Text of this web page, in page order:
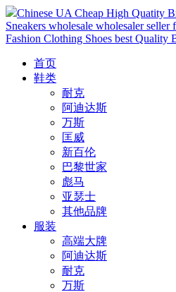
Chinese UA Cheap High Quatity
Sneakers wholesale wholesaler
Fashion Clothing Shoes best Quality
首页
鞋类
耐克
阿迪达斯
万斯
匡威
新百伦
巴黎世家
彪马
亚瑟士
其他品牌
服装
高端大牌
阿迪达斯
耐克
万斯